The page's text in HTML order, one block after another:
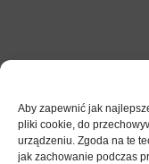
Aby zapewnić jak
pliki cookie, do
urządzeniu. Zgoda na te
jak zachowanie podczas